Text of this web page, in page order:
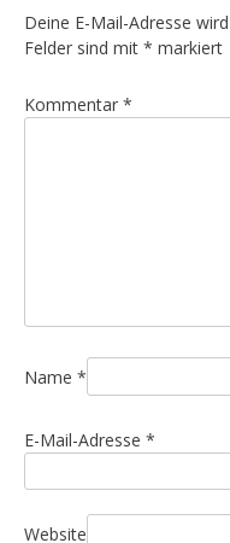
Deine E-Mail-Adresse
Felder sind mit * markiert
Kommentar *
Name *
E-Mail-Adresse *
Website